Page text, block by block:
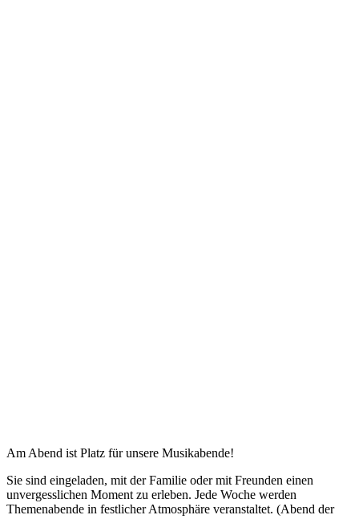
Am Abend ist Platz für unsere Musikabende!
Sie sind eingeladen, mit der Familie oder mit Freunden einen
unvergesslichen Moment zu erleben. Jede Woche werden
Themenabende in festlicher Atmosphäre veranstaltet. (Abend der